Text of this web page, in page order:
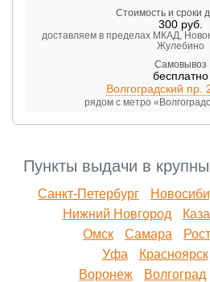
Стоимость и сроки
300руб.
доставляем в пределах МКАД,
Жулебино
Самовывоз
бесплатно
Волгоградский пр.
рядом с метро
Пункты выдачи в
Санкт-Петербург
Нижний Новгород
Омск
Самара
Уфа
Красноярск
Воронеж
Волгоград